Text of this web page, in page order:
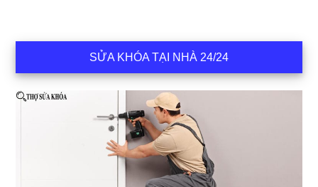
SỬA KHÓA TẠI NHÀ 24/24